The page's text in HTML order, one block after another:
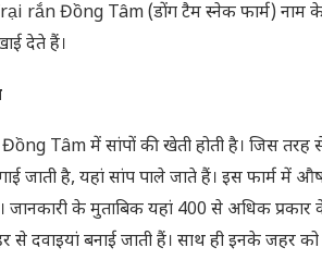
rắn Đồng Tâm (डोंग टैम स्नेक फार्म) नाम
देते हैं।
Tâm में सांपों की खेती होती है। जिस तरह
जाती है, यहां सांप पाले जाते हैं। इस फार्म में
जानकारी के मुताबिक यहां 400 से अधिक
से दवाइयां बनाई जाती हैं। साथ ही इनके जहर